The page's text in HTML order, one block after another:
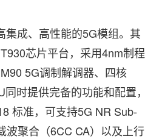
集成、高性能的5G模组。其
芯片平台，采用4nm制程
5G调制解调器、四核
时提供完备的功能和配置，
标准，可支持5G NR Sub-
波聚合（6CC CA）以及上行